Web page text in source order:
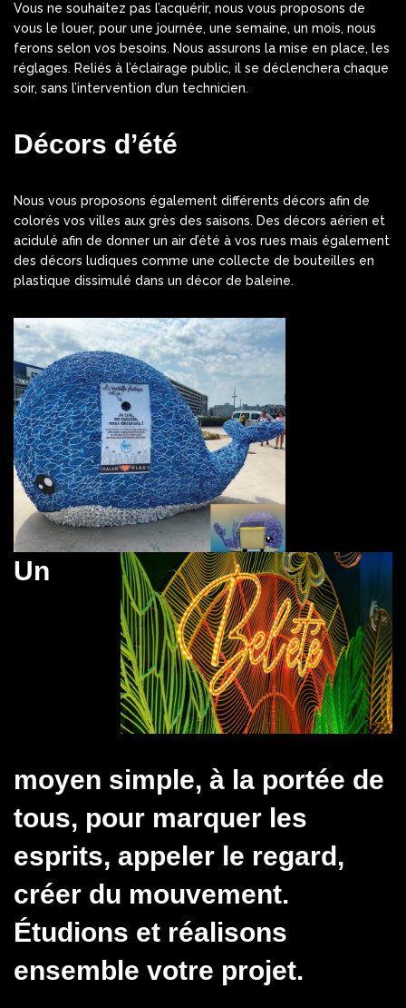
Vous ne souhaitez pas l’acquérir, nous vous proposons de
vous le louer, pour une journée, une semaine, un mois, nous
ferons selon vos besoins. Nous assurons la mise en place, les
réglages. Reliés à l’éclairage public, il se déclenchera chaque
soir, sans l’intervention d’un technicien.
Décors d’été
Nous vous proposons également différents décors afin de
colorés vos villes aux grès des saisons. Des décors aérien et
acidulé afin de donner un air d’été à vos rues mais également
des décors ludiques comme une collecte de bouteilles en
plastique dissimulé dans un décor de baleine.
Un
moyen simple, à la portée de
tous, pour marquer les
esprits, appeler le regard,
créer du mouvement.
Étudions et réalisons
ensemble votre projet.